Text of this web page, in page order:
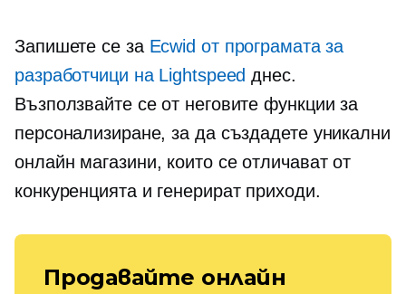
Запишете се за Ecwid от програмата за
разработчици на Lightspeed днес.
Възползвайте се от неговите функции за
персонализиране, за да създадете уникални
онлайн магазини, които се отличават от
конкуренцията и генерират приходи.
Продавайте онлайн